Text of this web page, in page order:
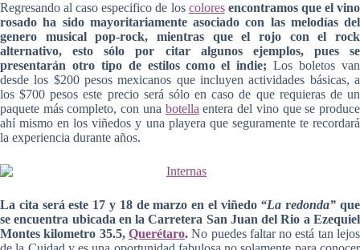
Regresando al caso especifico de los colores encontramos que el vino
rosado ha sido mayoritariamente asociado con las melodías del
genero musical pop-rock, mientras que el rojo con el rock
alternativo, esto sólo por citar algunos ejemplos, pues se
presentarán otro tipo de estilos como el indie; Los boletos van
desde los $200 pesos mexicanos que incluyen actividades básicas, a
los $700 pesos este precio será sólo en caso de que requieras de un
paquete más completo, con una botella entera del vino que se produce
ahí mismo en los viñedos y una playera que seguramente te recordará
la experiencia durante años.
La cita será este 17 y 18 de marzo en el viñedo“La redonda” que
se encuentra ubicada en la Carretera San Juan del Rio a Ezequiel
Montes kilometro 35.5, Querétaro.No puedes faltar no está tan lejos